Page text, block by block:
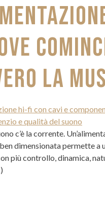
LA
c’è la corrente.
dimensionata permette a
più controllo, dinamica,